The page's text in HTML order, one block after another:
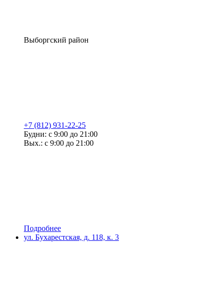
Выборгский район
+7 (812) 931-22-25
Будни: с 9:00 до 21:00
Вых.: с 9:00 до 21:00
Подробнее
ул. Бухарестская, д. 118, к. 3